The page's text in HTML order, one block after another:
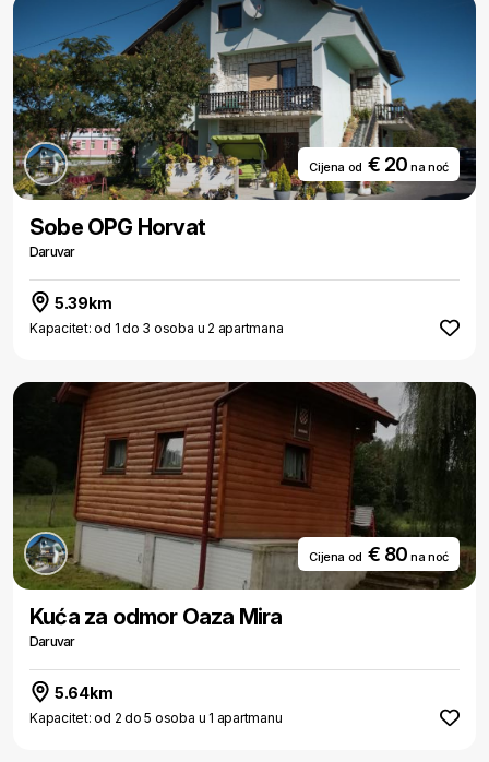
Cijena od € 20na noć
Sobe OPG Horvat
Daruvar
5.39km
Kapacitet: od 1 do 3 osoba u 2 apartmana
Cijena od € 80na noć
Kuća za odmor Oaza Mira
Daruvar
5.64km
Kapacitet: od 2 do 5 osoba u 1 apartmanu